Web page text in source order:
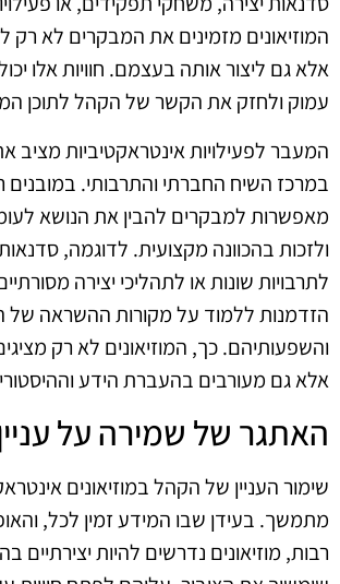
המוזיאונים מזמינים את המבקרים לא רק
אלא גם ליצור אותה בעצמם. חוויות אלו
עמוק ולחזק את הקשר של הקהל לתוכן
המעבר לפעילויות אינטראקטיביות מציב
במרכז השיח החברתי והתרבותי. במובנים
מאפשרות למבקרים להבין את הנושא
ולזכות בהכוונה מקצועית. לדוגמה,
לתרבויות שונות או לתהליכי יצירה
הזדמנות ללמוד על מקורות ההשראה של
והשפעותיהם. כך, המוזיאונים לא רק
אלא גם מעורבים בהעברת הידע
האתגר של שמירה על
שימור העניין של הקהל במוזיאונים
מתמשך. בעידן שבו המידע זמין לכל,
רבות, מוזיאונים נדרשים להיות יצירתיים